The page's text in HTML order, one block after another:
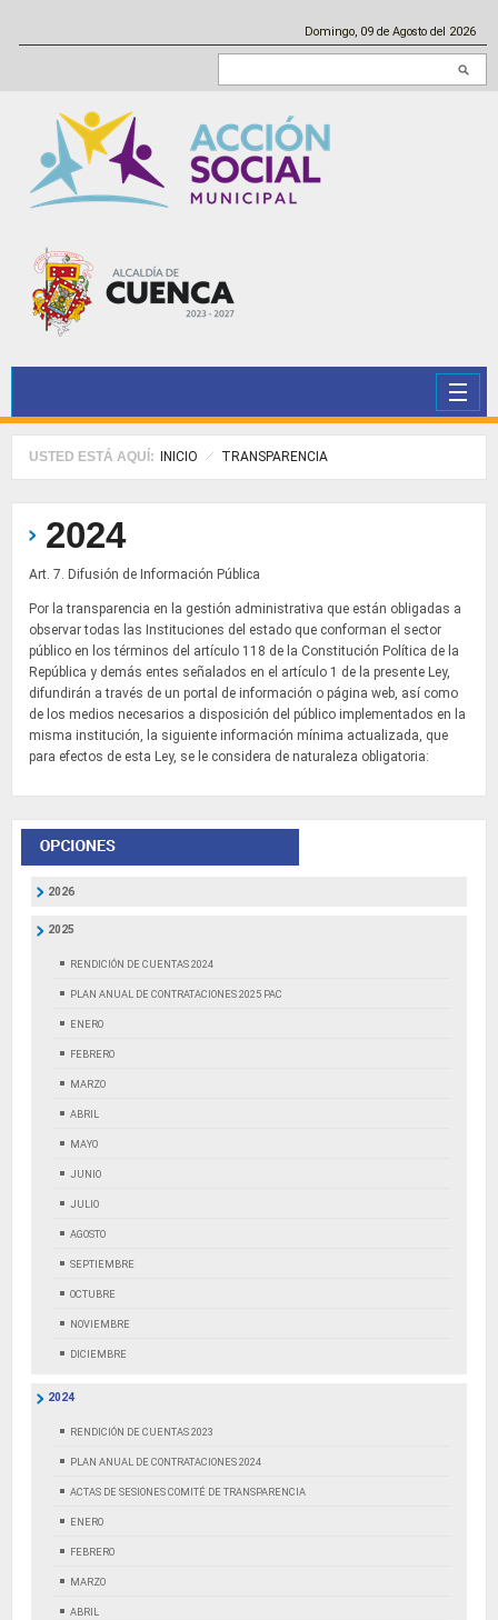
Domingo, 09 de Agosto del 2026
USTED ESTÁ AQUÍ: INICIO TRANSPARENCIA
2024
Art. 7. Difusión de Información Pública
Por la transparencia en la gestión administrativa que están obligadas a
observar todas las Instituciones del estado que conforman el sector
público en los términos del artículo 118 de la Constitución Política de la
República y demás entes señalados en el artículo 1 de la presente Ley,
difundirán a través de un portal de información o página web, así como
de los medios necesarios a disposición del público implementados en la
misma institución, la siguiente información mínima actualizada, que
para efectos de esta Ley, se le considera de naturaleza obligatoria:
2026
2025
RENDICIÓN DE CUENTAS 2024
PLAN ANUAL DE CONTRATACIONES 2025 PAC
ENERO
FEBRERO
MARZO
ABRIL
MAYO
JUNIO
JULIO
AGOSTO
SEPTIEMBRE
OCTUBRE
NOVIEMBRE
DICIEMBRE
2024
RENDICIÓN DE CUENTAS 2023
PLAN ANUAL DE CONTRATACIONES 2024
ACTAS DE SESIONES COMITÉ DE TRANSPARENCIA
ENERO
FEBRERO
MARZO
ABRIL